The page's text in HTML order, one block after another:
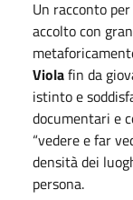
Un racconto
accolto con
Violafin da
istinto e
documentari e
“vedere e far
densità dei
persona.